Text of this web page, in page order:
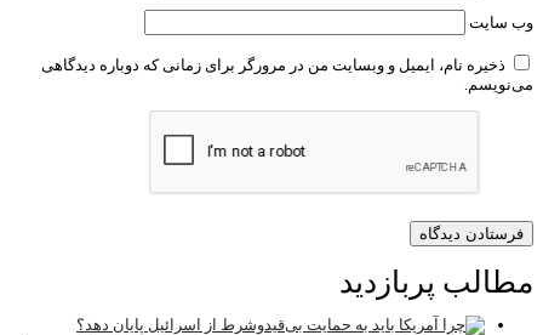
وب‌ سایت
ذخیره نام، ایمیل و وبسایت من در مرورگر برای زمانی که دوباره دیدگاهی
می‌نویسم.
مطالب پربازدید